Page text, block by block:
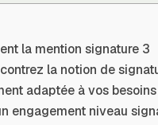
la mention signature 3
la notion de
adaptée à vos besoins
engagement niveau